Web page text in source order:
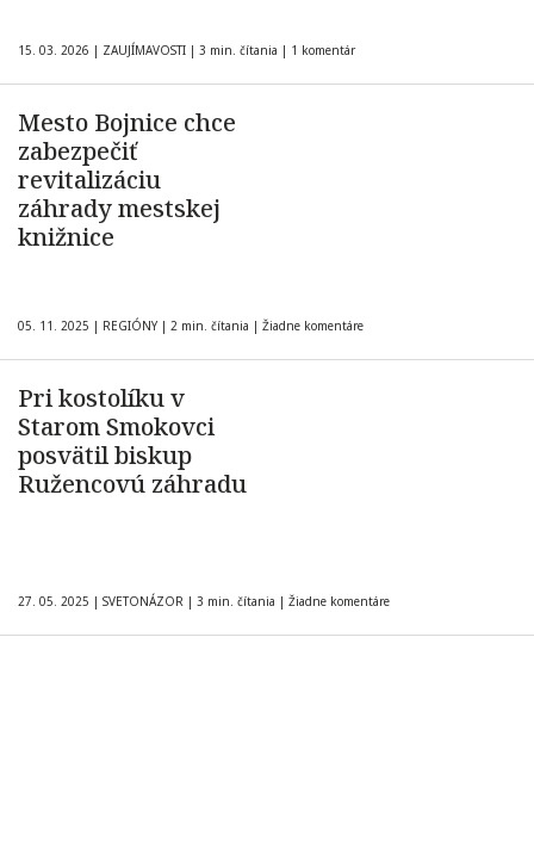
15. 03. 2026 | ZAUJÍMAVOSTI | 3 min. čítania | 1 komentár
Mesto Bojnice chce
zabezpečiť
revitalizáciu
záhrady mestskej
knižnice
05. 11. 2025 | REGIÓNY | 2 min. čítania | Žiadne komentáre
Pri kostolíku v
Starom Smokovci
posvätil biskup
Ružencovú záhradu
27. 05. 2025 | SVETONÁZOR | 3 min. čítania | Žiadne komentáre